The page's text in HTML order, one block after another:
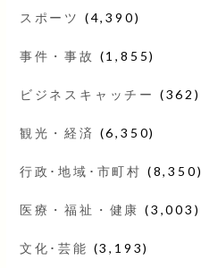
スポーツ (4,390)
事件・事故 (1,855)
ビジネスキャッチー (362)
観光・経済 (6,350)
行政･地域･市町村 (8,350)
医療・福祉・健康 (3,003)
文化･芸能 (3,193)